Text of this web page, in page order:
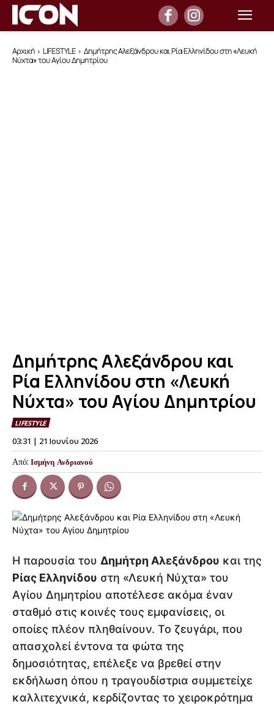
Αρχική LIFESTYLE
Δημήτρης Αλεξάνδρου και Ρία Ελληνίδου στη «Λευκή
Νύχτα» του Αγίου Δημητρίου
Δημήτρης Αλεξάνδρου και
Ρία Ελληνίδου στη «Λευκή
Νύχτα» του Αγίου Δημητρίου
LIFESTYLE
03:31 | 21 Ιουνίου 2026
Από: Ισμήνη Ανδριανού
Η παρουσία του Δημήτρη Αλεξάνδρου και της
Ρίας Ελληνίδου στη «Λευκή Νύχτα» του
Αγίου Δημητρίου αποτέλεσε ακόμα έναν
σταθμό στις κοινές τους εμφανίσεις, οι
οποίες πλέον πληθαίνουν. Το ζευγάρι, που
απασχολεί έντονα τα φώτα της
δημοσιότητας, επέλεξε να βρεθεί στην
εκδήλωση όπου η τραγουδίστρια συμμετείχε
καλλιτεχνικά, κερδίζοντας το χειροκρότημα